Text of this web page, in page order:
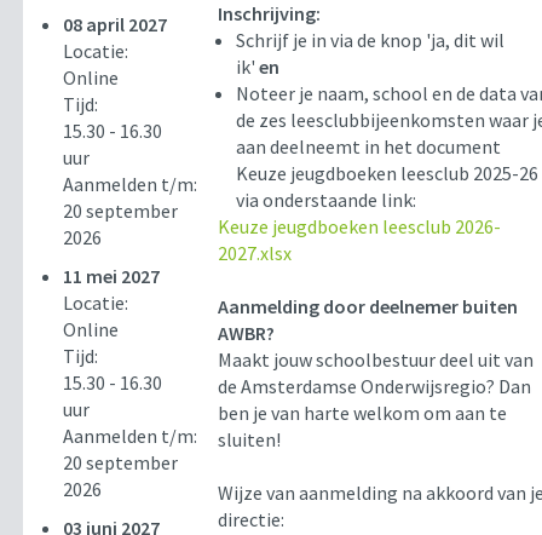
08 april 2027
Locatie:
Online
Tijd:
15.30 - 16.30
uur
Aanmelden t/m:
20 september
2026
11 mei 2027
Locatie:
Online
Tijd:
15.30 - 16.30
uur
Aanmelden t/m:
20 september
2026
03 juni 2027
Inschrijving:
Schrijf je in via de knop 'ja, dit wil
ik'en
Noteer je naam, school en de data
de zes leesclubbijeenkomsten waar
aan deelneemt in het document
Keuze jeugdboeken leesclub 2025-26
via onderstaande link:
Keuze jeugdboeken leesclub 2026-
2027.xlsx
Aanmelding door deelnemer buiten
AWBR?
Maakt jouw schoolbestuur deel uit van
de Amsterdamse Onderwijsregio? Dan
ben je van harte welkom om aan te
sluiten!
Wijze van aanmelding na akkoord van
directie: